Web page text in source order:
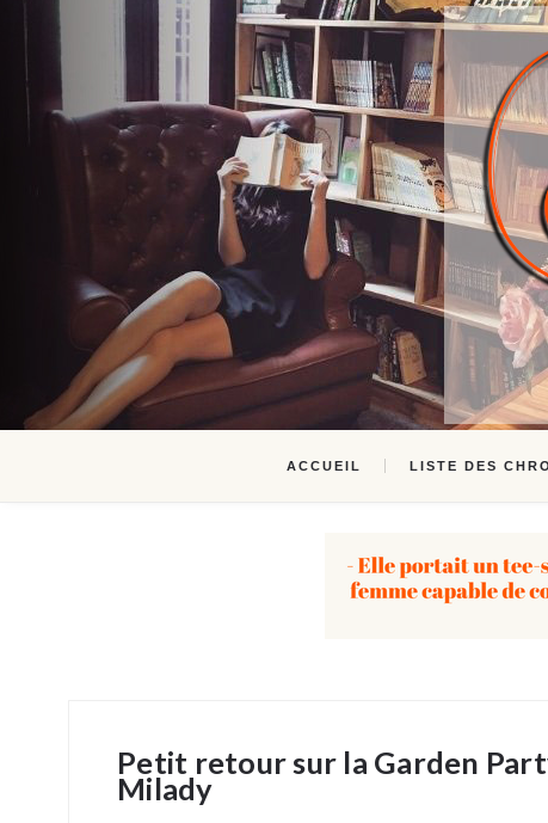
ACCUEIL LISTE DES
Petit retour sur la Garden
Milady